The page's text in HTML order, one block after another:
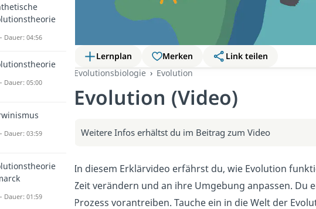
Lernplan Merken
Link teilen
Evolutionsbiologie
Evolution
Evolution (Video)
Weitere Infos erhältst du im Beitrag zum Video
In diesem Erklärvideo erfährst du, wie Evolution
Zeit verändern und an ihre Umgebung anpassen.
Prozess vorantreiben. Tauche ein in die Welt der
Dauer: 04:56
Dauer: 05:00
Dauer: 03:59
Dauer: 01:59